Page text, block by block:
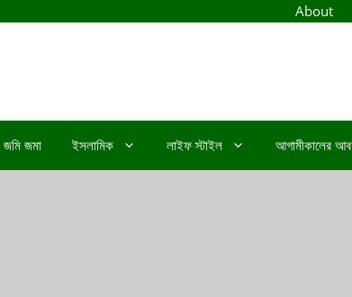
About
জমি জমা ইসলামিক লাইফ স্টাইল আগামীকালের